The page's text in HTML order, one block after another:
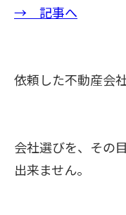
→ 記事へ
依頼した不動産会
会社選びを、その
出来ません。